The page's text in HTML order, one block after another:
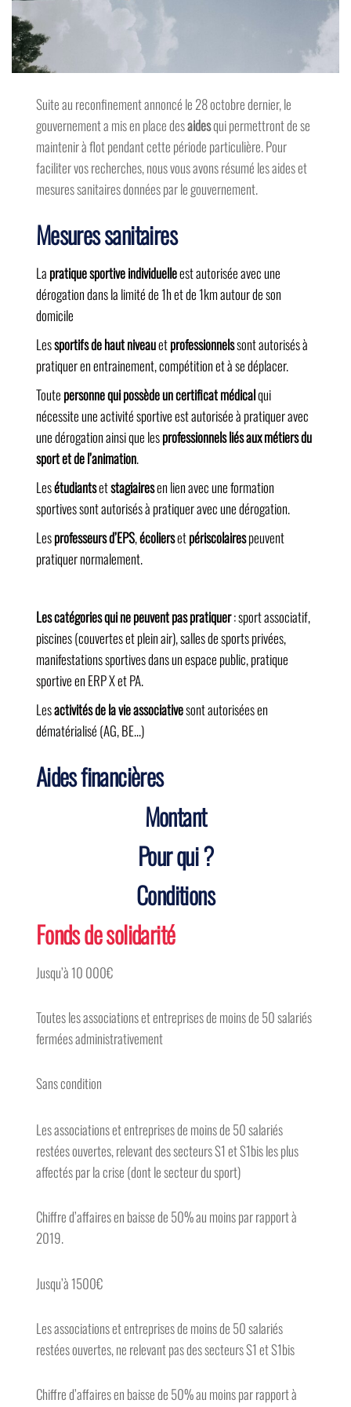
Suite au reconfinement annoncé le 28 octobre dernier, le
gouvernement a mis en place desaidesqui permettront de se
maintenir à flot pendant cette période particulière. Pour
faciliter vos recherches, nous vous avons résumé les aides et
mesures sanitaires données par le gouvernement.
Mesures sanitaires
La pratique sportive individuelleest autorisée avec une
dérogation dans la limité de 1h et de 1km autour de son
domicile
Lessportifs de haut niveauetprofessionnelssont autorisés à
pratiquer en entrainement, compétition et à se déplacer.
Toute personne qui possède un certificat médicalqui
nécessite une activité sportive est autorisée à pratiquer avec
une dérogation ainsi que lesprofessionnels liés aux métiers du
sport et de l’animation.
Lesétudiantsetstagiairesen lien avec une formation
sportives sont autorisés à pratiquer avec une dérogation.
Lesprofesseurs d’EPS,écoliersetpériscolairespeuvent
pratiquer normalement.
Les catégories qui ne peuvent pas pratiquer: sport associatif,
piscines (couvertes et plein air), salles de sports privées,
manifestations sportives dans un espace public, pratique
sportive en ERP X et PA.
Lesactivités de la vie associativesont autorisées en
dématérialisé (AG, BE…)
Aides financières
Montant
Pour qui ?
Conditions
Fonds de solidarité
Jusqu’à 10 000€
Toutes les associations et entreprises de moins de 50 salariés
fermées administrativement
Sans condition
Les associations et entreprises de moins de 50 salariés
restées ouvertes, relevant des secteurs S1 et S1bis les plus
affectés par la crise (dont le secteur du sport)
Chiffre d’affaires en baisse de 50% au moins par rapport à
2019.
Jusqu’à 1500€
Les associations et entreprises de moins de 50 salariés
restées ouvertes, ne relevant pas des secteurs S1 et S1bis
Chiffre d’affaires en baisse de 50% au moins par rapport à